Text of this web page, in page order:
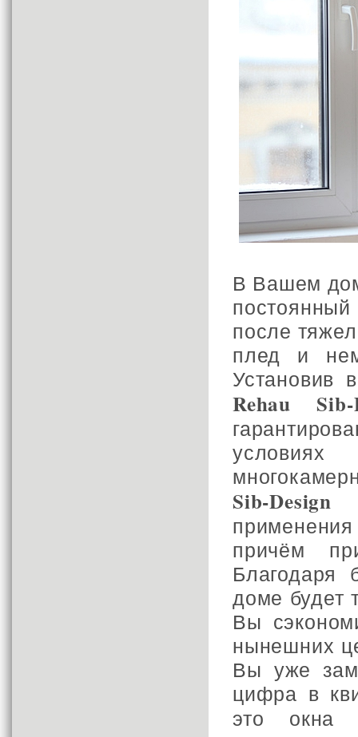
В Вашем
постоянный
после
плед и
Rehau
Sib-Design
причём
доме будет
Вы
нынешних
Вы уже
цифра в
это окна